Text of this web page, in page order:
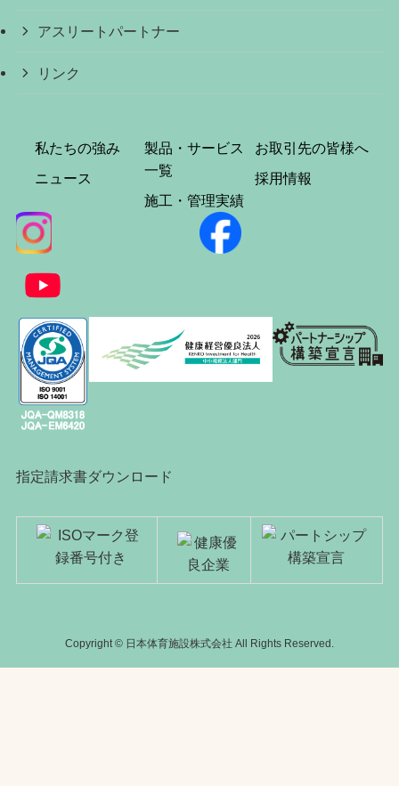
アスリートパートナー
リンク
私たちの強み
ニュース
製品・サービス
一覧
施工・管理実績
お取引先の皆様へ
採用情報
指定請求書ダウンロード
Copyright © 日本体育施設株式会社 All Rights Reserved.